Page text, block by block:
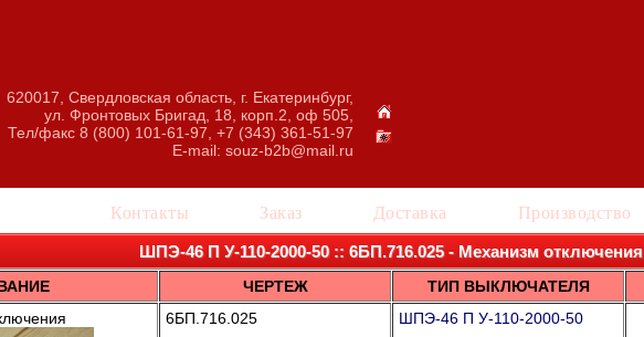
620017, Свердловская область, г. Екатеринбург,
ул. Фронтовых Бригад, 18, корп.2, оф 505,
Тел/факс 8 (800) 101-61-97, +7 (343) 361-51-97
E-mail: souz-b2b@mail.ru
Контакты Заказ Доставка Производство
ШПЭ-46 П У-110-2000-50 :: 6БП.716.025 - Механизм отключения
ЧЕРТЕЖ ТИП ВЫКЛЮЧАТЕЛЯ
6БП.716.025 ШПЭ-46 П У-110-2000-50